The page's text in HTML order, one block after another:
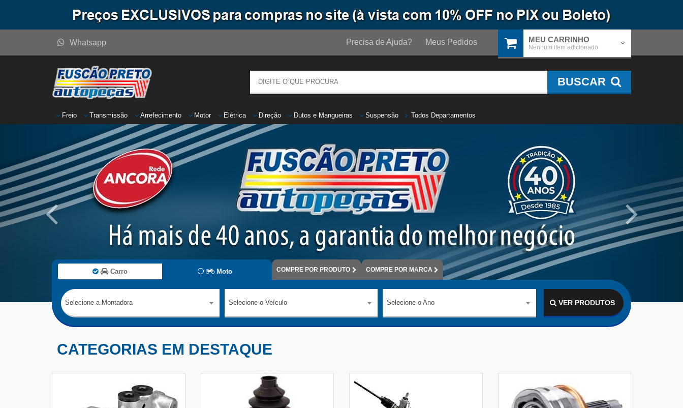
Whatsapp Precisa de Ajuda? Meus Pedidos MEU CARRINHO
Nenhum item adicionado
BUSCAR
Freio Transmissão Arrefecimento Motor Elétrica Direção Dutos e Mangueiras Suspensão Todos Departamentos
Carro Moto COMPREPOR PRODUTO COMPRE POR MARCA
Selecione a Montadora Selecione o Veículo Selecione o Ano VER PRODUTOS
CATEGORIAS EM DESTAQUE